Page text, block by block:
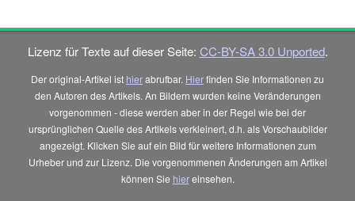
Lizenz für Texte auf dieser Seite: CC-BY-SA 3.0 Unported.
Der original-Artikel ist hierabrufbar. Hierfinden Sie Informationen zu
den Autoren des Artikels. An Bildern wurden keine Veränderungen
vorgenommen - diese werden aber in der Regel wie bei der
ursprünglichen Quelle des Artikels verkleinert, d.h. als Vorschaubilder
angezeigt. Klicken Sie auf ein Bild für weitere Informationen zum
Urheber und zur Lizenz. Die vorgenommenen Änderungen am Artikel
können Sie hiereinsehen.